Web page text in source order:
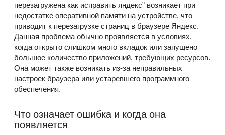
перезагружена как исправить яндекс” возникает при
недостатке оперативной памяти на устройстве, что
приводит к перезагрузке страниц в браузере Яндекс.
Данная проблема обычно проявляется в условиях,
когда открыто слишком много вкладок или запущено
большое количество приложений, требующих ресурсов.
Она может также возникать из-за неправильных
настроек браузера или устаревшего программного
обеспечения.
Что означает ошибка и когда она
появляется